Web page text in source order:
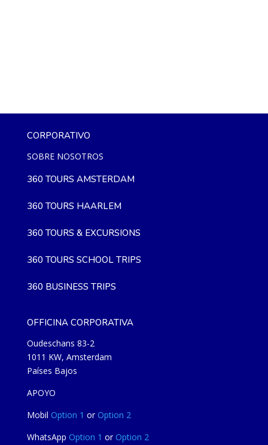
CORPORATIVO
SOBRE NOSOTROS
360 TOURS AMSTERDAM
360 TOURS HAARLEM
360 TOURS & EXCURSIONS
360 TOURS SCHOOL TRIPS
360 BUSINESS TRIPS
OFFICINA CORPORATIVA
Oudeschans 83-2
1011 KW, Amsterdam
Países Bajos
APOYO
Mobil Option 1 or Option 2
WhatsApp Option 1 or Option 2